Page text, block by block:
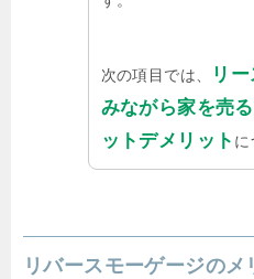
次の項目では、
リ
みながら家を売
ットデメリット に
リバースモーゲージのメ